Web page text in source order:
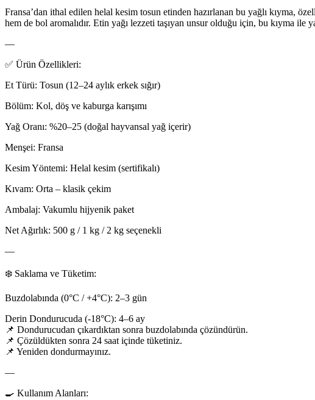
Fransa’dan ithal edilen helal kesim tosun etinden hazırlanan bu yağlı kıyma,
hem de bol aromalıdır. Etin yağı lezzeti taşıyan unsur olduğu için, bu kıyma ile
—
✅ Ürün Özellikleri:
Et Türü: Tosun (12–24 aylık erkek sığır)
Bölüm: Kol, döş ve kaburga karışımı
Yağ Oranı: %20–25 (doğal hayvansal yağ içerir)
Menşei: Fransa
Kesim Yöntemi: Helal kesim (sertifikalı)
Kıvam: Orta – klasik çekim
Ambalaj: Vakumlu hijyenik paket
Net Ağırlık: 500 g / 1 kg / 2 kg seçenekli
—
❄️ Saklama ve Tüketim:
Buzdolabında (0°C / +4°C): 2–3 gün
Derin Dondurucuda (-18°C): 4–6 ay
📌 Dondurucudan çıkardıktan sonra buzdolabında çözündürün.
📌 Çözüldükten sonra 24 saat içinde tüketiniz.
📌 Yeniden dondurmayınız.
—
🍳 Kullanım Alanları: